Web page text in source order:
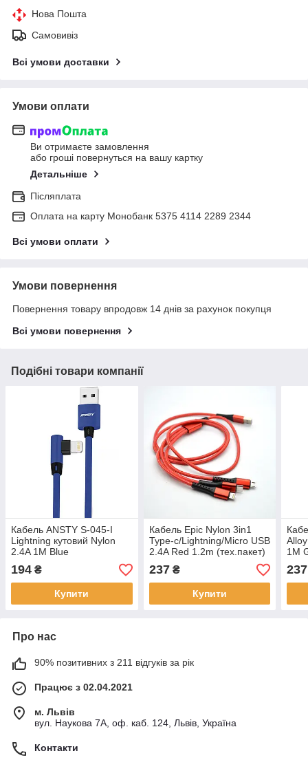
Нова Пошта
Самовивіз
Всі умови доставки
Умови оплати
Ви отримаєте замовлення
або гроші повернуться на вашу картку
Детальніше
Післяплата
Оплата на карту Монобанк 5375 4114 2289 2344
Всі умови оплати
Умови повернення
Повернення товару впродовж 14 днів за рахунок покупця
Всі умови повернення
Подібні товари компанії
Кабель ANSTY S-045-I
Lightning кутовий Nylon
2.4A 1M Blue
194 ₴
Купити
Кабель Epic Nylon 3in1
Type-c/Lightning/Micro USB
2.4A Red 1.2m (тех.пакет)
237₴
Купити
1M
237
Про нас
90% позитивних з 211 відгуків за рік
Працює з 02.04.2021
м. Львів
вул. Наукова 7А, оф. каб. 124, Львів, Україна
Контакти